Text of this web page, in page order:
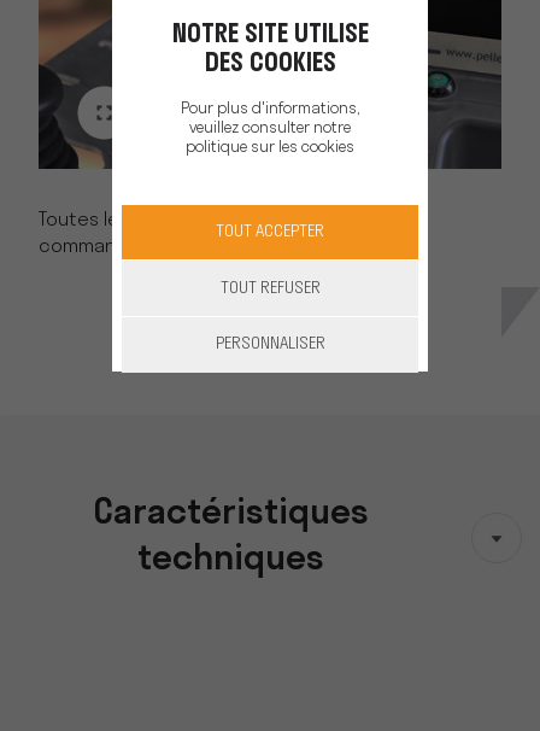
Toutes les fonctions de la OLIVES’LINE sont
commandées par le joystick EASY DRIVE.
Caractéristiques
techniques
NOTRE SITE UTILISE
DES COOKIES
Pour plus d'informations,
veuillez consulter notre
politique sur les cookies
TOUT ACCEPTER
TOUT REFUSER
PERSONNALISER